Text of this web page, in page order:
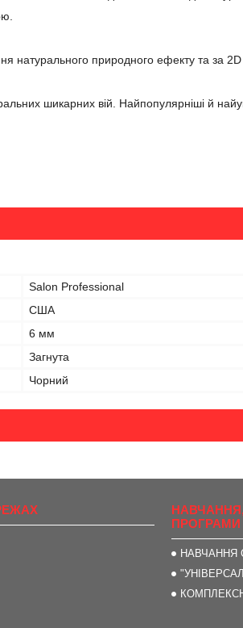
натурального природного ефекту та за
шикарних вій. Найпопулярніші й
Salon Professional
США
6 мм
Загнута
Чорний
ПРОГРАМИ
НАВЧАННЯ